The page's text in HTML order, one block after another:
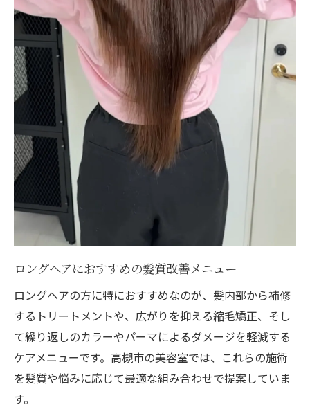
ロングヘアにおすすめの髪質改善メニュー
ロングヘアの方に特におすすめなのが、髪内部から補修
するトリートメントや、広がりを抑える縮毛矯正、そし
て繰り返しのカラーやパーマによるダメージを軽減する
ケアメニューです。高槻市の美容室では、これらの施術
を髪質や悩みに応じて最適な組み合わせで提案していま
す。